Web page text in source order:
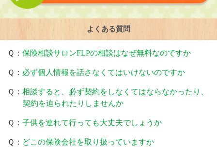
よくある質問
Ｑ： 保険相談サロンFLPの相談はなぜ無料なのですか
Ｑ： 必ず個人情報を話さなくてはいけないのですか
Ｑ： 相談すると、必ず契約をしなくてはならなかったり、
契約を迫られたりしませんか
Ｑ： 子供を連れて行っても大丈夫でしょうか
Ｑ： どこの保険会社を取り扱っていますか